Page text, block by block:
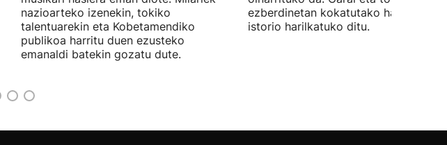
nazioarteko izenekin, tokiko
talentuarekin eta Kobetamendiko
publikoa harritu duen ezusteko
emanaldi batekin gozatu dute.
ezberdinetan kokatutako hainbat
istorio harilkatuko ditu.